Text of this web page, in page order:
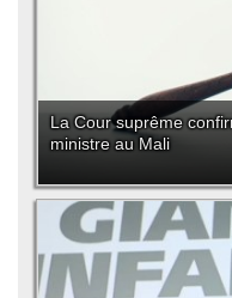
La Cour suprême
ministre au Mali